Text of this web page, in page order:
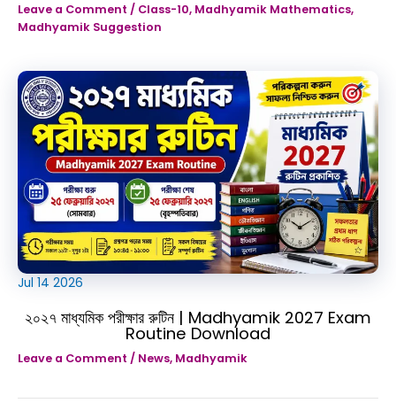
Leave a Comment / Class-10, Madhyamik Mathematics,
Madhyamik Suggestion
Jul 14 2026
২০২৭ মাধ্যমিক পরীক্ষার রুটিন | Madhyamik 2027 Exam
Routine Download
Leave a Comment / News, Madhyamik